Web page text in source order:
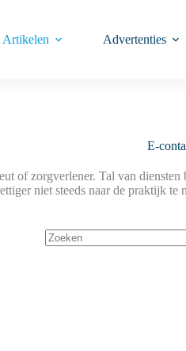
Artikelen Advertenties
E-
of zorgverlener. Tal van
niet steeds naar de praktijk